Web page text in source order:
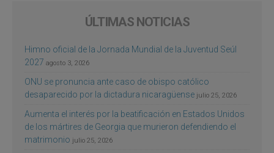
ÚLTIMAS NOTICIAS
Himno oficial de la Jornada Mundial de la Juventud Seúl
2027 agosto 3, 2026
ONU se pronuncia ante caso de obispo católico
desaparecido por la dictadura nicaragüense julio 25, 2026
Aumenta el interés por la beatificación en Estados Unidos
de los mártires de Georgia que murieron defendiendo el
matrimonio julio 25, 2026